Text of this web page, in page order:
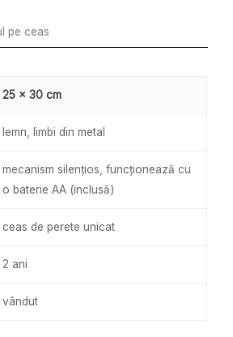
pe ceas
25 x 30 cm
lemn, limbi din metal
mecanism silențios, funcționează cu
o baterie AA (inclusă)
ceas de perete unicat
2 ani
vândut